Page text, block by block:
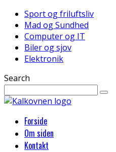
Sport og friluftsliv
Mad og Sundhed
Computer og IT
Biler og sjov
Elektronik
Search
Forside
Om siden
Kontakt